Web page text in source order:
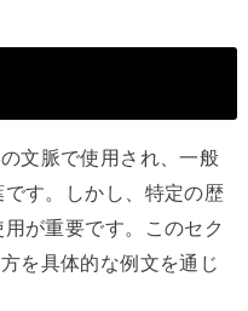
文脈で使用され、一般
す。しかし、特定の歴
が重要です。このセク
を具体的な例文を通じ